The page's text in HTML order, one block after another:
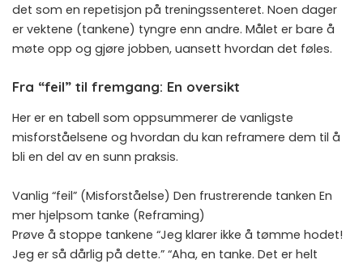
det som en repetisjon på treningssenteret. Noen dager
er vektene (tankene) tyngre enn andre. Målet er bare å
møte opp og gjøre jobben, uansett hvordan det føles.
Fra “feil” til fremgang: En oversikt
Her er en tabell som oppsummerer de vanligste
misforståelsene og hvordan du kan reframere dem til å
bli en del av en sunn praksis.
Vanlig “feil” (Misforståelse) Den frustrerende tanken En
mer hjelpsom tanke (Reframing)
Prøve å stoppe tankene “Jeg klarer ikke å tømme hodet!
Jeg er så dårlig på dette.” “Aha, en tanke. Det er helt